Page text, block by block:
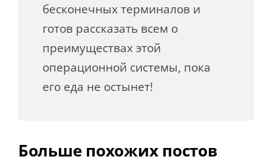
бесконечных терминалов и
готов рассказать всем о
преимуществах этой
операционной системы, пока
его еда не остынет!
Больше похожих постов